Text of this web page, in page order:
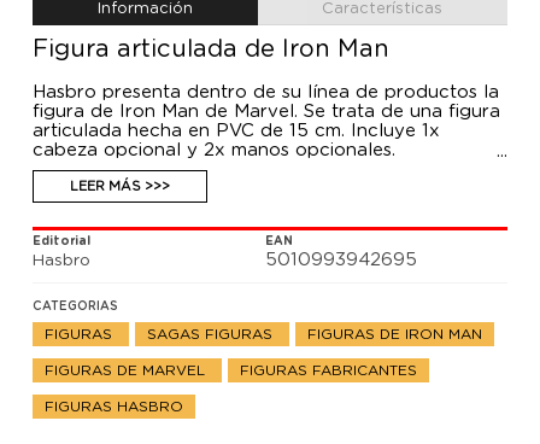
Información Características
Figura articulada de Iron Man
Hasbro presenta dentro de su línea de productos la
figura de Iron Man de Marvel. Se trata de una figura
articulada hecha en PVC de 15 cm. Incluye 1x
cabeza opcional y 2x manos opcionales.
LEER MÁS >>>
Editorial
Hasbro
EAN
5010993942695
CATEGORIAS
FIGURAS SAGAS FIGURAS FIGURAS DE IRON MAN
FIGURAS DE MARVEL FIGURAS FABRICANTES
FIGURAS HASBRO